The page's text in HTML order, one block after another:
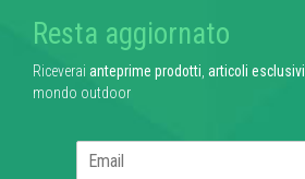
Resta aggiornato
Riceverai anteprime prodotti articoli esclusivi
mondo outdoor